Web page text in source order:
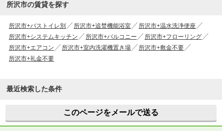
所沢市の賃貸を探す
所沢市+バストイレ別 所沢市+追焚機能浴室
所沢市+温水洗浄便座
所沢市+システムキッチン
所沢市+バルコニー
所沢市+フローリング
所沢市+エアコン
所沢市+室内洗濯機置き場
所沢市+敷金不要
所沢市+礼金不要
最近検索した条件
このページをメールで送る